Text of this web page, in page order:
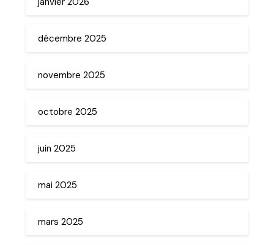
décembre 2025
novembre 2025
octobre 2025
juin 2025
mai 2025
mars 2025